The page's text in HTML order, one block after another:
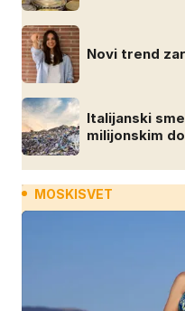
Novi trend
Italijanski
milijonskim
MOSKISVET